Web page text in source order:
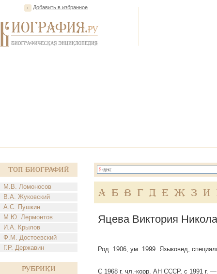
Добавить в избранное
Топ Биографий
М.В. Ломоносов
В.А. Жуковский
А.С. Пушкин
М.Ю. Лермонтов
И.А. Крылов
Ф.М. Достоевский
Г.Р. Державин
Рубрики
А Б В Г Д Е Ж З И
Яцева Виктория
Род. 1906, ум. 1999. Языковед,
С 1968 г. чл.-корр. АН СССР, с 1991 г.